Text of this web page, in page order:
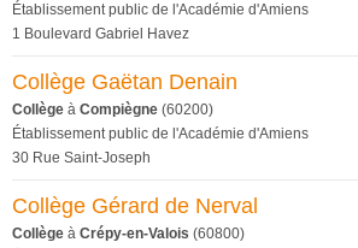
Établissement public de l'Académie d'Amiens
1 Boulevard Gabriel Havez
Collège Gaëtan Denain
Collège à Compiègne (60200)
Établissement public de l'Académie d'Amiens
30 Rue Saint-Joseph
Collège Gérard de Nerval
Collège à Crépy-en-Valois (60800)